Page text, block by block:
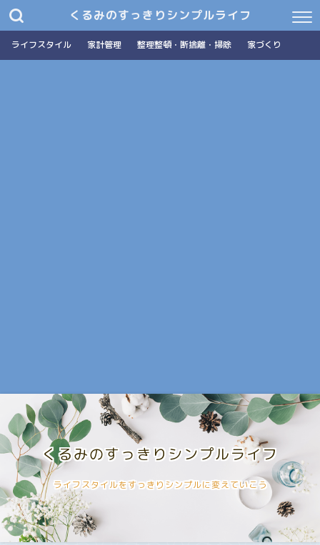
くるみのすっきりシンプルライフ
ライフスタイル 家計管理 整理整頓・断捨離・掃除 家づくり
くるみのすっきりシンプルライフ
ライフスタイルをすっきりシンプルに変えていこう